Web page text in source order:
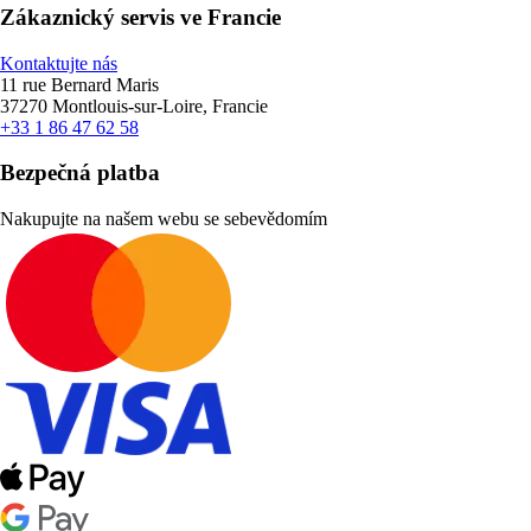
Zákaznický servis ve Francie
Kontaktujte nás
11 rue Bernard Maris
37270 Montlouis-sur-Loire, Francie
+33 1 86 47 62 58
Bezpečná platba
Nakupujte na našem webu se sebevědomím